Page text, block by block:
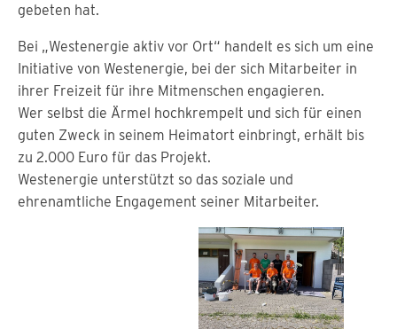
gebeten hat.
Bei „Westenergie aktiv vor Ort“ handelt es sich um eine
Initiative von Westenergie, bei der sich Mitarbeiter in
ihrer Freizeit für ihre Mitmenschen engagieren.
Wer selbst die Ärmel hochkrempelt und sich für einen
guten Zweck in seinem Heimatort einbringt, erhält bis
zu 2.000 Euro für das Projekt.
Westenergie unterstützt so das soziale und
ehrenamtliche Engagement seiner Mitarbeiter.